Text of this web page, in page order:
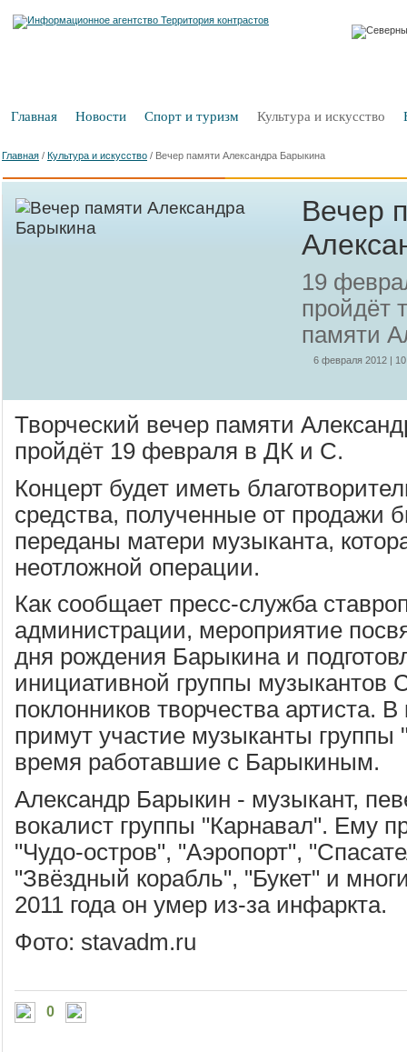
Главная Новости Спорт и туризм Культура и искусство
Главная / Культура и искусство / Вечер памяти Александра Барыкина
Вечер
19
пройдёт
памяти
6 февраля 2012 |
Творческий вечер памяти
пройдёт 19 февраля в ДК и С.
Концерт будет иметь
средства, полученные от продажи
переданы матери музыканта,
неотложной операции.
Как сообщает пресс-служба
администрации, мероприятие
дня рождения Барыкина и
инициативной группы музыкантов
поклонников творчества артиста. В
примут участие музыканты группы
время работавшие с Барыкиным.
Александр Барыкин - музыкант,
вокалист группы "Карнавал". Ему
"Чудо-остров", "Аэропорт",
"Звёздный корабль", "Букет" и
2011 года он умер из-за инфаркта.
Фото: stavadm.ru
0